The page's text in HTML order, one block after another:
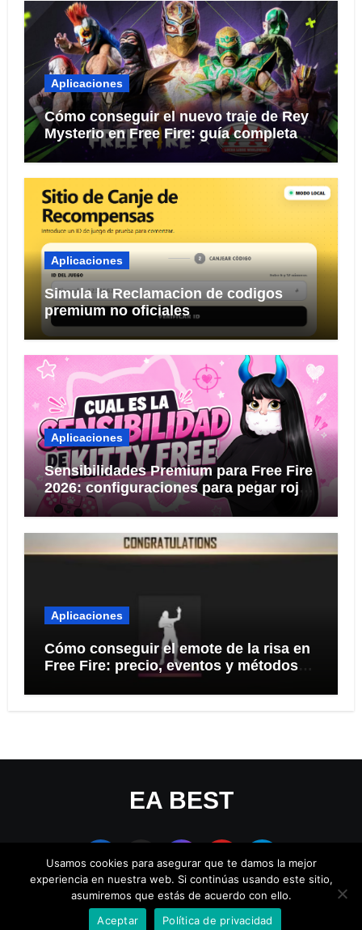
Aplicaciones
Cómo conseguir el nuevo traje de Rey
Mysterio en Free Fire: guía completa
del evento 2026
Aplicaciones
Simula la Reclamacion de codigos
premium no oficiales
Aplicaciones
Sensibilidades Premium para Free Fire
2026: configuraciones para pegar rojo
KITTY FREE
Aplicaciones
Cómo conseguir el emote de la risa en
Free Fire: precio, eventos y métodos
EA BEST
Copyright © All rights reserved | BlogusporThemeansar
Usamos cookies para asegurar que te damos la mejor
experiencia en nuestra web. Si continúas usando este sitio,
asumiremos que estás de acuerdo con ello.
Aceptar
Política de privacidad